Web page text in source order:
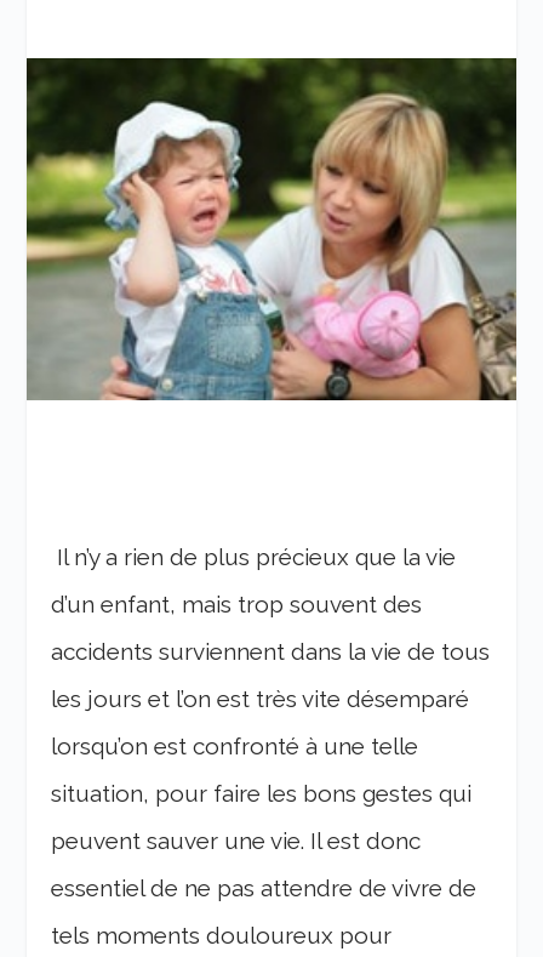
Il n’y a rien de plus précieux que la vie
d’un enfant, mais trop souvent des
accidents surviennent dans la vie de tous
les jours et l’on est très vite désemparé
lorsqu’on est confronté à une telle
situation, pour faire les bons gestes qui
peuvent sauver une vie. Il est donc
essentiel de ne pas attendre de vivre de
tels moments douloureux pour